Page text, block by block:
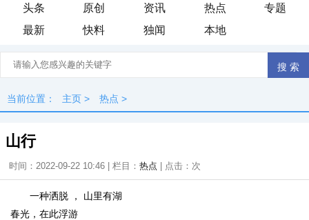
头条 原创 资讯 热点
专题
最新
快料 独闻 本地
当前位置： 主页 > 热点 >
山行
时间：2022-09-22 10:46 | 栏目： 热点 | 点击： 次
一种洒脱 ， 山里有湖
春光，在此浮游